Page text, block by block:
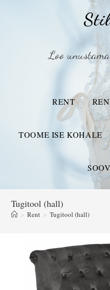
Loo
RENT
TOOME ISE KOHALE
Tugitool (hall)
> Rent > Tugitool (hall)